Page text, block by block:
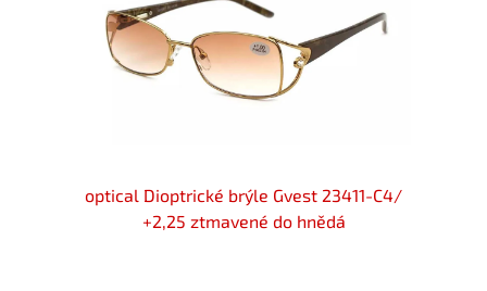
optical Dioptrické brýle Gvest 23411-C4/
+2,25 ztmavené do hnědá